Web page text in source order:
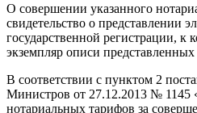
О совершении указанного
свидетельство о представлении
государственной регистрации, к
экземпляр описи
В соответствии с пунктом 2
Министров от 27.12.2013 № 1145
нотариальных тарифов за